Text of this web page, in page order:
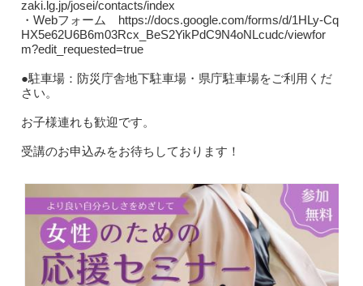
zaki.lg.jp/josei/contacts/index
・Webフォーム https://docs.google.com/forms/d/1HLy-Cq
HX5e62U6B6m03Rcx_BeS2YikPdC9N4oNLcudc/viewfor
m?edit_requested=true
●駐車場：防災庁舎地下駐車場・県庁駐車場をご利用くだ
さい。
お子様連れも歓迎です。
受講のお申込みをお待ちしております！